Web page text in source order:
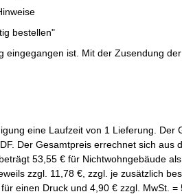
bestellen"
eingegangen ist. Mit der Zusendung
eine Laufzeit von 1 Lieferung.
Der Gesamtpreis errechnet sich
53,55 € für Nichtwohngebäude
zzgl. 11,78 €, zzgl. je zusätzlich
einen Druck und 4,90 € zzgl. MwSt. =